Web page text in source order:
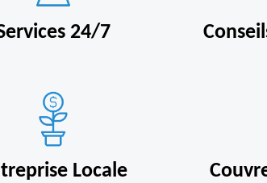
24/7
Locale